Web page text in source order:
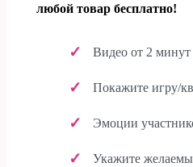
любой товар бесплатно!
Видео от 2 минут
Покажите игру/
Эмоции
Укажите